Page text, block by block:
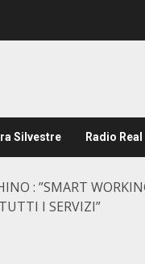
Silvestre Radio
: ”SMART
I SERVIZI”